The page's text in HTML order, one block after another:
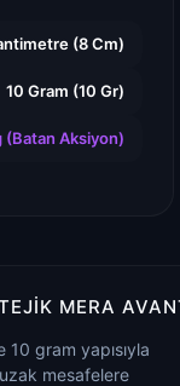
(8 Cm)
10 Gram (10 Gr)
(Batan Aksiyon)
MERA
10 gram yapısıyla
mesafelere